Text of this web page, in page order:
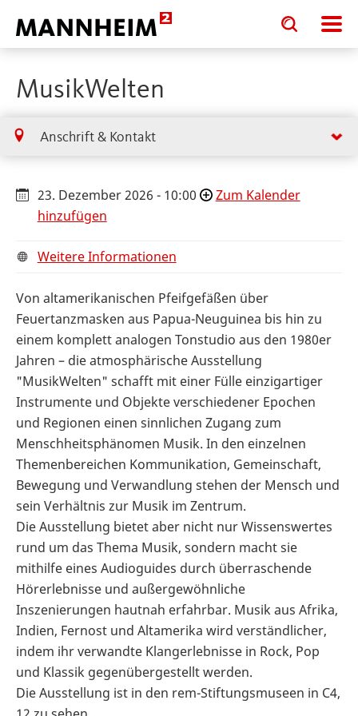
Toggle
search
input
Toggle
search
input
MusikWelten
Anschrift & Kontakt
23. Dezember 2026 - 10:00
Zum Kalender
hinzufügen
Weitere Informationen
Von altamerikanischen Pfeifgefäßen über
Feuertanzmasken aus Papua-Neuguinea bis hin zu
einem komplett analogen Tonstudio aus den 1980er
Jahren – die atmosphärische Ausstellung
"MusikWelten" schafft mit einer Fülle einzigartiger
Instrumente und Objekte verschiedener Epochen
und Regionen einen sinnlichen Zugang zum
Menschheitsphänomen Musik. In den einzelnen
Themenbereichen Kommunikation, Gemeinschaft,
Bewegung und Verwandlung stehen der Mensch und
sein Verhältnis zur Musik im Zentrum.
Die Ausstellung bietet aber nicht nur Wissenswertes
rund um das Thema Musik, sondern macht sie
mithilfe eines Audioguides durch überraschende
Hörerlebnisse und außergewöhnliche
Inszenierungen hautnah erfahrbar. Musik aus Afrika,
Indien, Fernost und Altamerika wird verständlicher,
indem ihr verwandte Klangerlebnisse in Rock, Pop
und Klassik gegenübergestellt werden.
Die Ausstellung ist in den rem-Stiftungsmuseen in C4,